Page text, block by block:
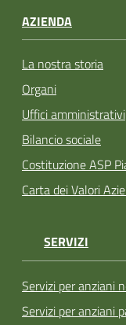
AZIENDA
La nostra storia
Organi
Uffici amministrativi
Bilancio sociale
Costituzione ASP
Carta dei Valori
SERVIZI
Servizi per anziani
Servizi per anziani